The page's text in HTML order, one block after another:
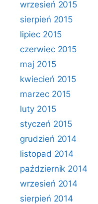
wrzesień 2015
sierpień 2015
lipiec 2015
czerwiec 2015
maj 2015
kwiecień 2015
marzec 2015
luty 2015
styczeń 2015
grudzień 2014
listopad 2014
październik 2014
wrzesień 2014
sierpień 2014